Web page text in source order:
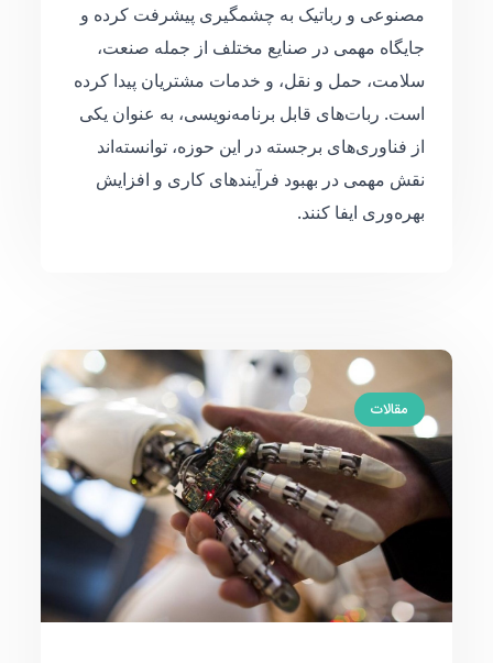
مصنوعی و رباتیک به چشمگیری پیشرفت کرده و
جایگاه مهمی در صنایع مختلف از جمله صنعت،
سلامت، حمل و نقل، و خدمات مشتریان پیدا کرده
است. ربات‌های قابل برنامه‌نویسی، به عنوان یکی
از فناوری‌های برجسته در این حوزه، توانسته‌اند
نقش مهمی در بهبود فرآیندهای کاری و افزایش
بهره‌وری ایفا کنند.
مقالات